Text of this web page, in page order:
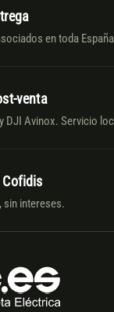
en toda
venta
DJI Avinox. Servicio
sin intereses.